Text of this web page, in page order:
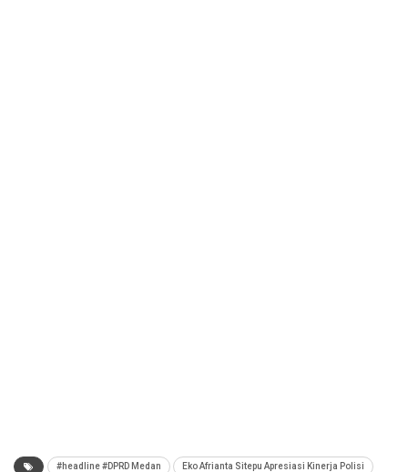
#headline #DPRD Medan Eko Afrianta Sitepu Apresiasi Kinerja Polisi